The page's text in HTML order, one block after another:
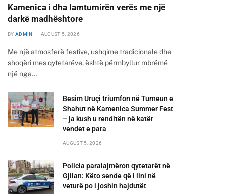
Kamenica i dha lamtumirën verës me një
darkë madhështore
BY ADMIN AUGUST 5, 2026
Me një atmosferë festive, ushqime tradicionale dhe
shoqëri mes qytetarëve, është përmbyllur mbrëmë
një nga…
Besim Uruçi triumfon në Turneun e
Shahut në Kamenica Summer Fest
– ja kush u renditën në katër
vendet e para
AUGUST 5, 2026
Policia paralajmëron qytetarët në
Gjilan: Këto sende që i lini në
veturë po i joshin hajdutët